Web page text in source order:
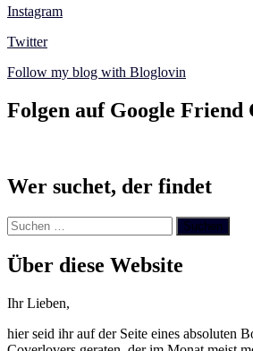
Instagram
Twitter
Follow my blog with Bloglovin
Folgen auf Google Friend
Wer suchet, der findet
Suchen
nach:
Über diese Website
Ihr Lieben,
hier seid ihr auf der Seite eines absoluten